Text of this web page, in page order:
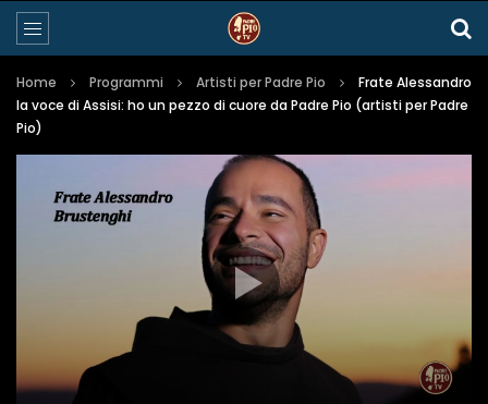
Home Programmi Artisti per Padre Pio
Frate Alessandro
la voce di Assisi: ho un pezzo di cuore da Padre Pio (artisti per Padre
Pio)